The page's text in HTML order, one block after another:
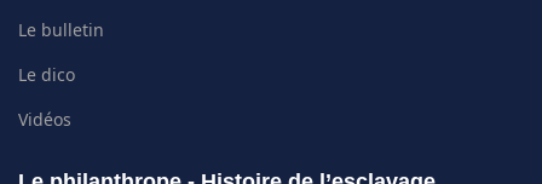
Le bulletin
Le dico
Vidéos